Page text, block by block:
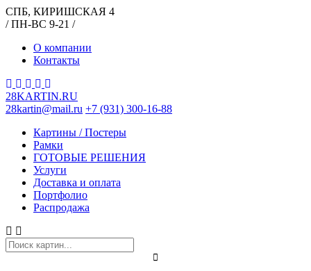
СПБ, КИРИШСКАЯ 4
/ ПН-ВС 9-21 /
О компании
Контакты
28KARTIN.RU
28kartin@mail.ru +7 (931) 300-16-88
Картины / Постеры
Рамки
ГОТОВЫЕ РЕШЕНИЯ
Услуги
Доставка и оплата
Портфолио
Распродажа